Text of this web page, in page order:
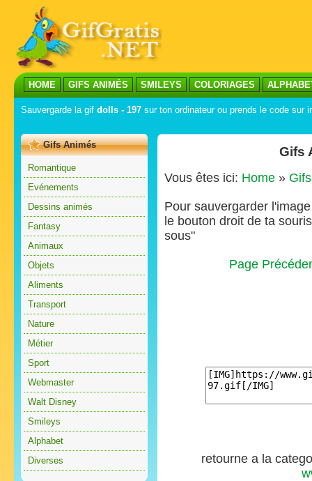
HOME GIFS ANIMÉS SMILEYS COLORIAGES
Sauvergarde la gif dolls - 197 sur ton ordinateur ou prends le code sur
Gifs Animés
Romantique
Evénements
Dessins animés
Fantasy
Animaux
Objets
Aliments
Transport
Nature
Métier
Sport
Webmaster
Walt Disney
Smileys
Alphabet
Diverses
Gifs
Vous êtes ici: Home »
Pour sauvergarder
le bouton droit de ta
sous"
Page
retourne a la